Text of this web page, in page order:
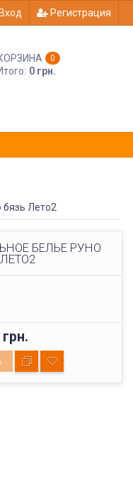
Регистрация
0
0 грн.
бязь Лето2
БЕЛЬЕ РУНО